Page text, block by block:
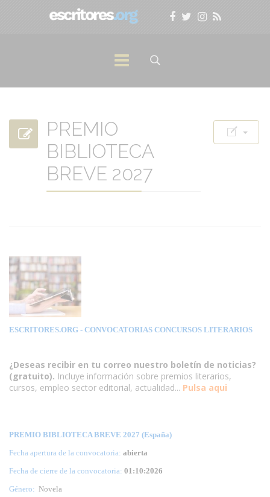
PREMIO
BIBLIOTECA
BREVE 2027
ESCRITORES.ORG - CONVOCATORIAS CONCURSOS LITERARIOS
¿Deseas recibir en tu correo nuestro boletín de noticias?
(gratuito). Incluye información sobre premios literarios,
cursos, empleo sector editorial, actualidad... Pulsa aqui
PREMIO BIBLIOTECA BREVE 2027 (España)
Fecha apertura de la convocatoria: abierta
Fecha de cierre de la convocatoria: 01:10:2026
Género: Novela